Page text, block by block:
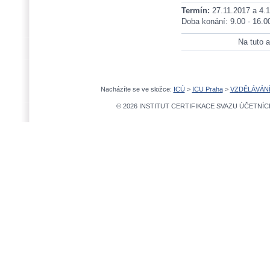
Termín: 27.11.2017 a
Doba konání: 9.00 -
Na tuto
Nacházíte se ve složce: ICÚ > ICU Praha> VZDĚLÁVÁNÍ
© 2026 INSTITUT CERTIFIKACE SVAZU